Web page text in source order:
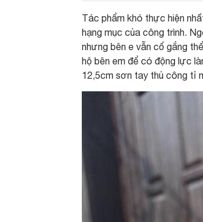
Tác phẩm khó thực hiện
hạng mục của công trình.
nhưng bên e vẫn cố gắng
hộ bên em để có động lực
12,5cm sơn tay thủ công tỉ